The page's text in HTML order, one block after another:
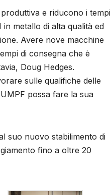
e riducono i tempi
metallo di alta qualità ed
Avere nove macchine
di consegna che è
Doug Hedges.
sulle qualifiche delle
possa fare la sua
suo nuovo stabilimento di
fino a oltre 20